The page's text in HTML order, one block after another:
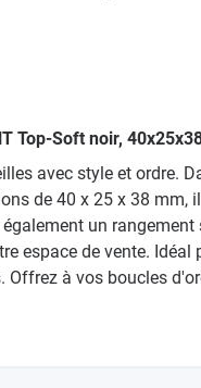
Top-Soft noir,
avec style et ordre.
de 40 x 25 x 38
un rangement
espace de vente.
à vos boucles